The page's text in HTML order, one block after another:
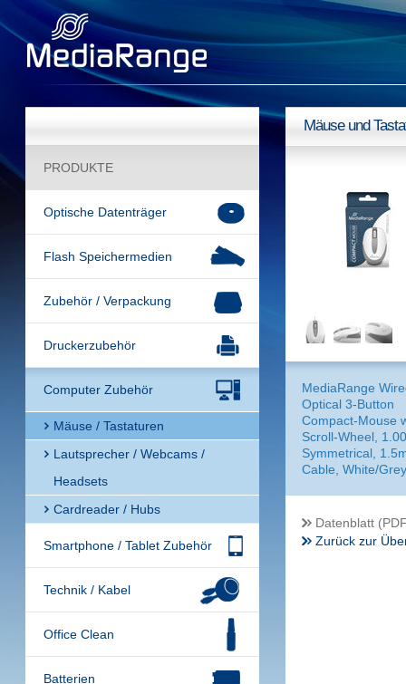
PRODUKTE
Optische Datenträger
Flash Speichermedien
Zubehör / Verpackung
Druckerzubehör
Computer Zubehör
Mäuse / Tastaturen
Lautsprecher / Webcams /
Headsets
Cardreader / Hubs
Smartphone / Tablet Zubehör
Technik / Kabel
Office Clean
Batterien
Mäuse und
MediaRange
Optical 3-Button
Compact-Mouse
Scroll-Wheel,
Symmetrical,
Cable, White/Grey
Datenblatt
Zurück zur